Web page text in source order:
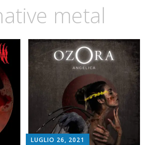
metal
LUGLIO 26, 2021